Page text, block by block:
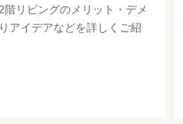
リビングのメリット・デメ
アイデアなどを詳しくご紹